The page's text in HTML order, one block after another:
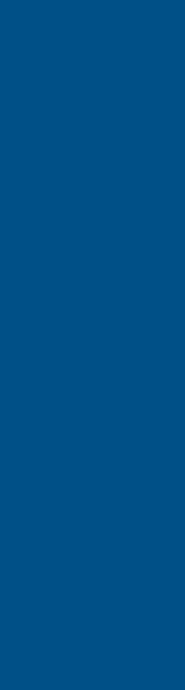
Solo los usuarios
producto pueden